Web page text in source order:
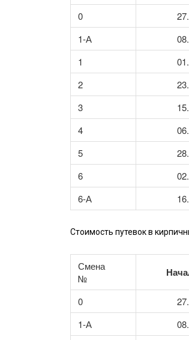
0
1-А
1
2
3
4
5
6
6-А
Стоимость путевок в
Смена
№
0
1-А